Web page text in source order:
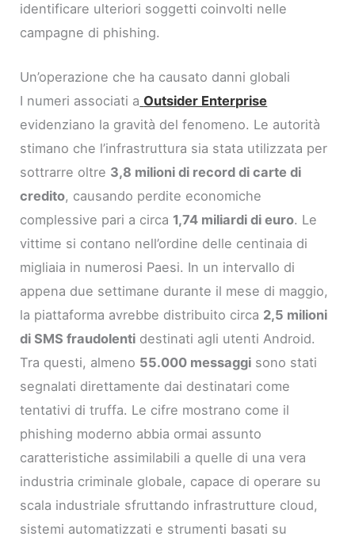
identificare ulteriori soggetti coinvolti nelle
campagne di phishing.
Un’operazione che ha causato danni globali
I numeri associati a Outsider Enterprise
evidenziano la gravità del fenomeno. Le autorità
stimano che l’infrastruttura sia stata utilizzata per
sottrarre oltre 3,8 milioni di record di carte di
credito, causando perdite economiche
complessive pari a circa 1,74 miliardi di euro. Le
vittime si contano nell’ordine delle centinaia di
migliaia in numerosi Paesi. In un intervallo di
appena due settimane durante il mese di maggio,
la piattaforma avrebbe distribuito circa 2,5 milioni
di SMS fraudolenti destinati agli utenti Android.
Tra questi, almeno 55.000 messaggi sono stati
segnalati direttamente dai destinatari come
tentativi di truffa. Le cifre mostrano come il
phishing moderno abbia ormai assunto
caratteristiche assimilabili a quelle di una vera
industria criminale globale, capace di operare su
scala industriale sfruttando infrastrutture cloud,
sistemi automatizzati e strumenti basati su